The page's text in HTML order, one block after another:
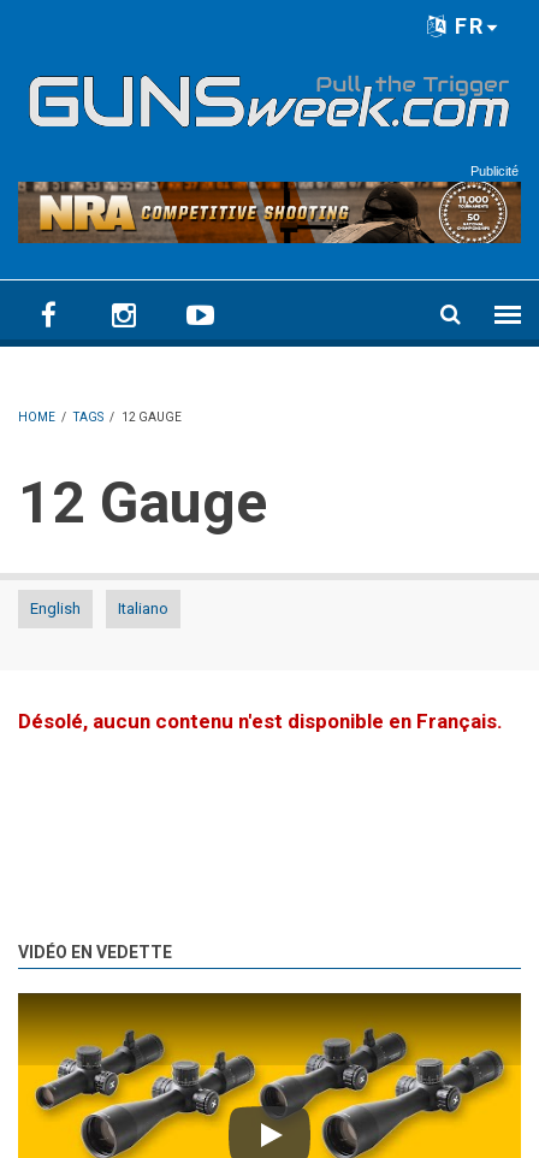
FR
Publicité
HOME / TAGS / 12 GAUGE
12 Gauge
English Italiano
Désolé, aucun contenu n'est disponible en Français.
VIDÉO EN VEDETTE
Play